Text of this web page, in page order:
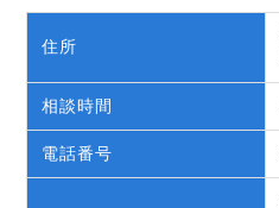
住所
相談時間
電話番号